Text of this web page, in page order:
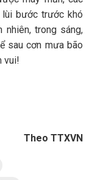
bước trước khó
nhiên, trong sáng,
sau cơn mưa bão
vui!
Theo TTXVN